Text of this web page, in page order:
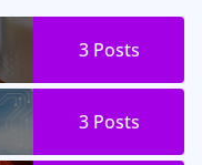
3Posts
3Posts